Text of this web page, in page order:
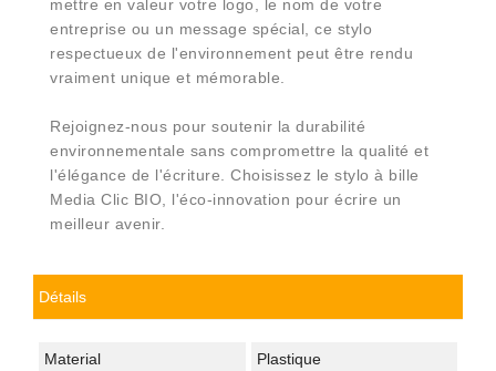
mettre en valeur votre logo, le nom de votre
entreprise ou un message spécial, ce stylo
respectueux de l'environnement peut être rendu
vraiment unique et mémorable.
Rejoignez-nous pour soutenir la durabilité
environnementale sans compromettre la qualité et
l'élégance de l'écriture. Choisissez le stylo à bille
Media Clic BIO, l'éco-innovation pour écrire un
meilleur avenir.
Détails
Material Plastique